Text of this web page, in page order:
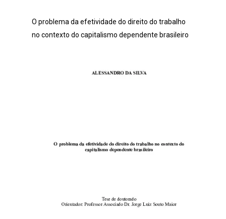
O problema da efetividade do direito do trabalho
no contexto do capitalismo dependente brasileiro